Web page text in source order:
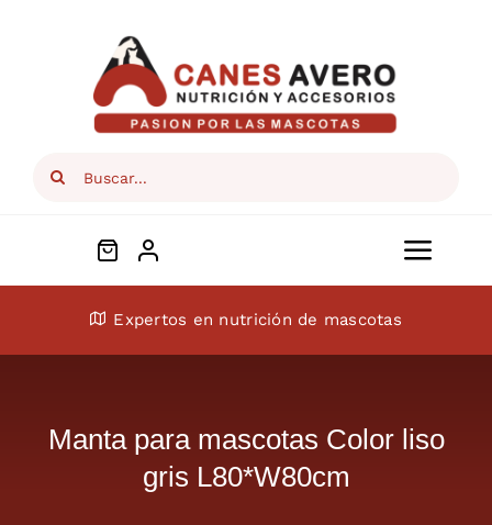
Search
ConócenosExpertos en nutrición de mascotas
Manta para mascotas Color liso
gris L80*W80cm